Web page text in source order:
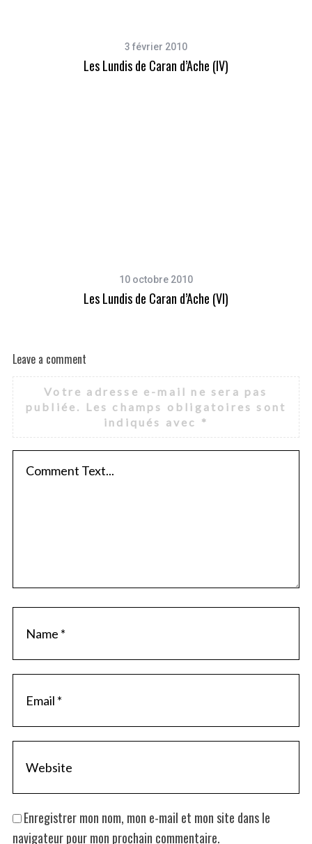
3 février 2010
Les Lundis de Caran d’Ache (IV)
10 octobre 2010
Les Lundis de Caran d’Ache (VI)
Leave a comment
Votre adresse e-mail ne sera pas
publiée.
Les champs obligatoires sont
indiqués avec *
Enregistrer mon nom, mon e-mail et mon site dans le
navigateur pour mon prochain commentaire.